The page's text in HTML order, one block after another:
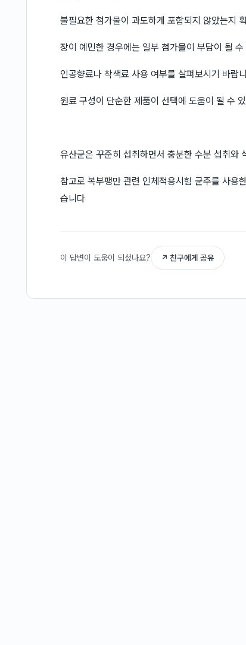
불필요한 첨가물이 과도하게 포함되지 않았는지
장이 예민한 경우에는 일부 첨가물이 부담이 될
인공향료나 착색료 사용 여부를 살펴보시기 바랍
원료 구성이 단순한 제품이 선택에 도움이 될 수
유산균은 꾸준히 섭취하면서 충분한 수분 섭취와
참고로 복부팽만 관련 인체적용시험 균주를 사용
습니다
이 답변이 도움이 되셨나요? ↗ 친구에게 공유